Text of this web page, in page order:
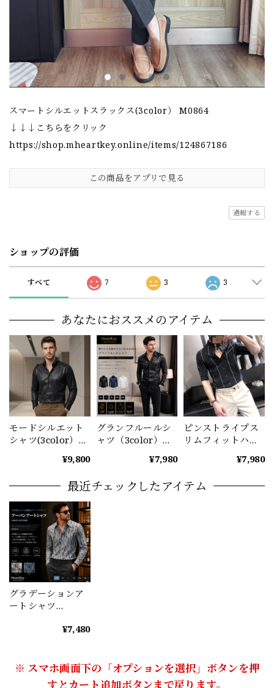
スマートシルエットスラックス(3color） M0864
↓↓↓こちらをクリック
https://shop.mheartkey.online/items/124867186
この商品をアプリで見る
通報する
ショップの評価
すべて 7 3 3
あなたにおススメのアイテム
モードシルエット
シャツ(3color）
¥9,800
グランフルールシ
ャツ（3color）
¥7,980
ピンストライプス
リムフィットハー
¥7,980
最近チェックしたアイテム
グラデーションア
ートシャツ
¥7,480
※ スマホ画面下の「オプションを選択」ボタンを押
すとカート追加ボタンまで戻ります。